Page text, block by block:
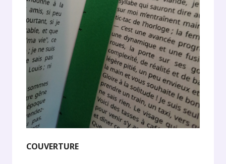
COUVERTURE